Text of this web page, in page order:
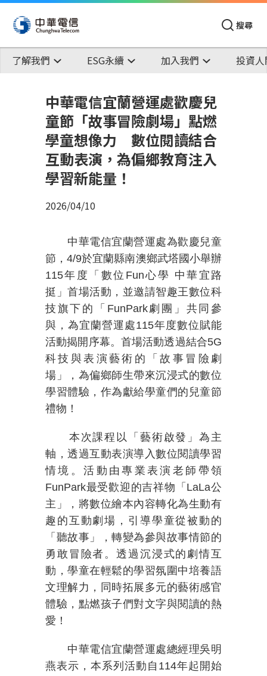
搜尋
了解我們 ESG永續 加入我們 投資
中華電信宜蘭營運處歡慶兒
童節「故事冒險劇場」點燃
學童想像力 數位閱讀結合
互動表演，為偏鄉教育注入
學習新能量！
2026/04/10
中華電信宜蘭營運處為歡慶兒童
節，4/9於宜蘭縣南澳鄉武塔國小舉辦
115年度「數位 Fun心學 中華宜路
挺」首場活動，並邀請智趣王數位科
技旗下的「 FunPark劇團」共同參
與，為宜蘭營運處115年度數位賦能
活動揭開序幕。首場活動透過結合5G
科技與表演藝術的「故事冒險劇
場」，為偏鄉師生帶來沉浸式的數位
學習體驗，作為獻給學童們的兒童節
禮物！
本次課程以「藝術啟發」為主
軸，透過互動表演導入數位閱讀學習
情境。活動由專業表演老師帶領
FunPark最受歡迎的吉祥物「 LaLa公
主」，將數位繪本內容轉化為生動有
趣的互動劇場，引導學童從被動的
「聽故事」，轉變為參與故事情節的
勇敢冒險者。透過沉浸式的劇情互
動，學童在輕鬆的學習氛圍中培養語
文理解力，同時拓展多元的藝術感官
體驗，點燃孩子們對文字與閱讀的熱
愛！
中華電信宜蘭營運處總經理吳明
燕表示，本系列活動自 114年起開始